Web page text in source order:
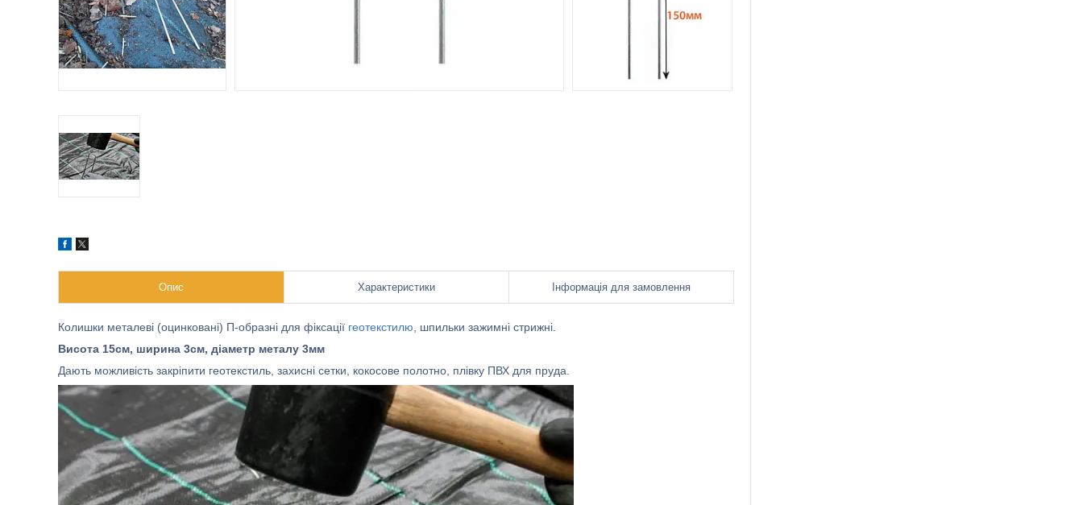
Опис Характеристики Інформація для замовлення
Колишки металеві (оцинковані) П-образні для фіксації геотекстилю , шпильки зажимні стрижні.
Висота 15см, ширина 3см, діаметр металу 3мм
Дають можливість закріпити геотекстиль, захисні сетки, кокосове полотно, плівку ПВХ для пруда.